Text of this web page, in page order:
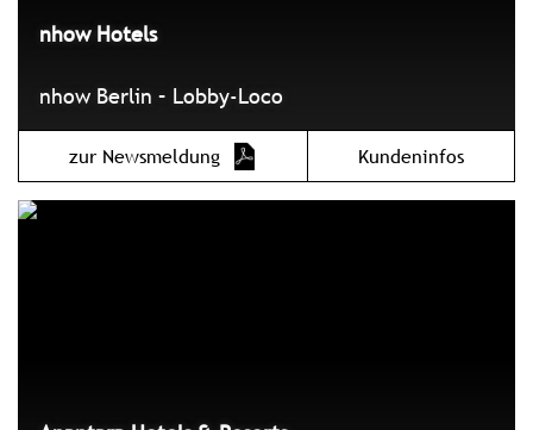
nhow Hotels
nhow Berlin – Lobby-Loco
zur Newsmeldung Kundeninfos